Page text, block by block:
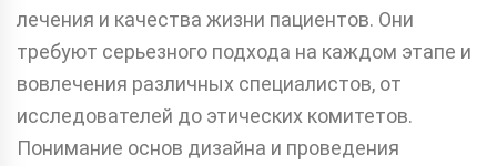
лечения и качества жизни пациентов. Они
требуют серьезного подхода на каждом этапе и
вовлечения различных специалистов, от
исследователей до этических комитетов.
Понимание основ дизайна и проведения